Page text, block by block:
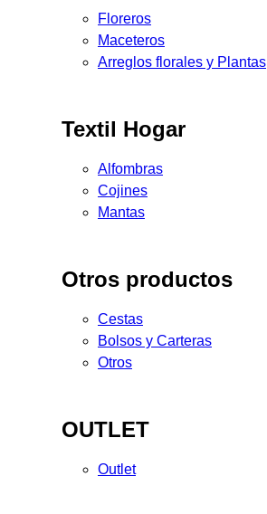
Floreros
Maceteros
Arreglos florales y Plantas
Textil Hogar
Alfombras
Cojines
Mantas
Otros productos
Cestas
Bolsos y Carteras
Otros
OUTLET
Outlet